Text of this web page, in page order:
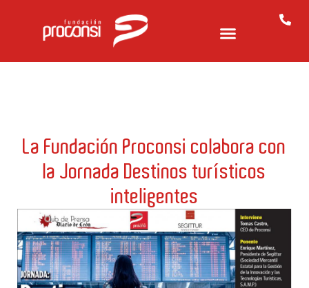
La Fundación Proconsi colabora con
la Jornada Destinos turísticos
inteligentes